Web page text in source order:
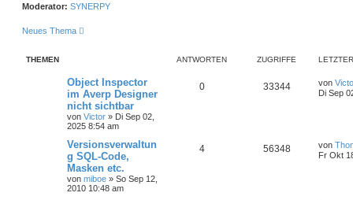
Moderator: SYNERPY
Neues Thema
THEMEN ANTWORTEN ZUGRIFFE
Object Inspector
im Averp Designer
nicht sichtbar
von Victor » Di Sep 02,
2025 8:54 am
0 33344 von
Di Sep
Versionsverwaltun
g SQL-Code,
Masken etc.
von miboe » So Sep 12,
2010 10:48 am
4 56348 von
Fr Okt